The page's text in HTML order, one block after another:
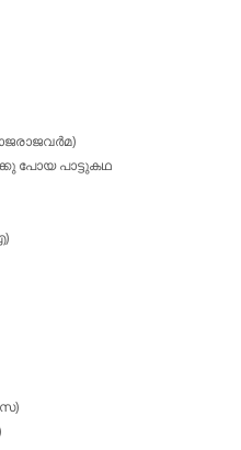
പോയ പാട്ടുകഥ